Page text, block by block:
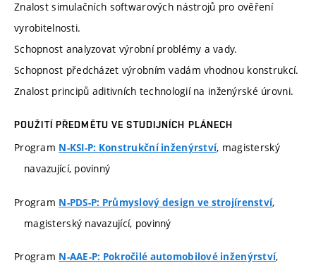
Znalost simulačních softwarových nástrojů pro ověření
vyrobitelnosti.
Schopnost analyzovat výrobní problémy a vady.
Schopnost předcházet výrobním vadám vhodnou konstrukcí.
Znalost principů aditivních technologií na inženýrské úrovni.
POUŽITÍ PŘEDMĚTU VE STUDIJNÍCH PLÁNECH
Program N-KSI-P: Konstrukční inženýrství, magisterský
navazující, povinný
Program N-PDS-P: Průmyslový design ve strojírenství,
magisterský navazující, povinný
Program N-AAE-P: Pokročilé automobilové inženýrství,